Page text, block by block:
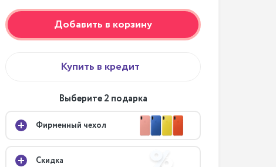
Добавить в корзину
Купить в кредит
Выберите 2 подарка
Фирменный чехол
Скидка